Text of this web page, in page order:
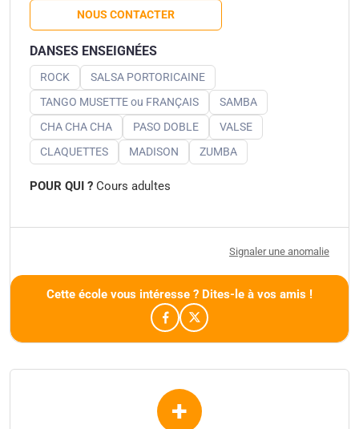
NOUS CONTACTER
DANSES ENSEIGNÉES
ROCK
SALSA PORTORICAINE
TANGO MUSETTE ou FRANÇAIS
SAMBA
CHA CHA CHA
PASO DOBLE
VALSE
CLAQUETTES
MADISON ZUMBA
POUR QUI ? Cours adultes
Signaler une anomalie
Cette école vous intéresse ? Dites-le à vos amis !
+